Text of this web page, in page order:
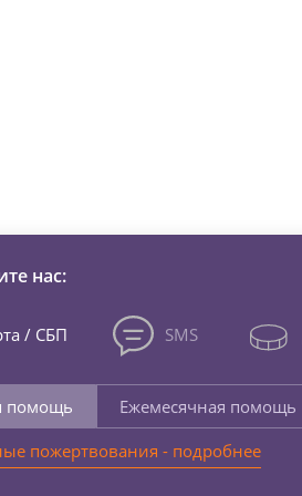
нас:
/ СБП SMS
помощь
Ежемесячная помощь
пожертвования - подробнее